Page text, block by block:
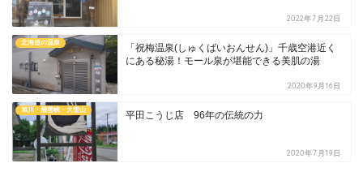
2022年7月22日
北海道の温泉
「祝梅温泉(しゅくばいおんせん)」千歳空港近く
にある秘湯！モール泉が堪能できる美肌の湯
2020年9月16日
旭川・層雲峡・大雪山 平田こうじ店 96年の伝統の力
2020年7月19日